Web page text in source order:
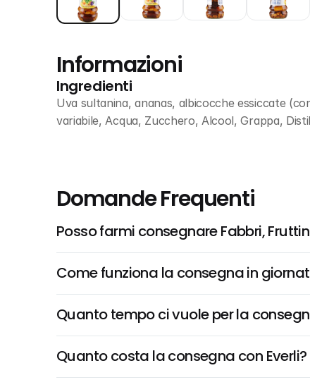
Informazioni
Ingredienti
Uva sultanina, ananas, albicocche essiccate
variabile, Acqua, Zucchero, Alcool, Grappa,
Domande Frequenti
Posso farmi consegnare Fabbri,
Come funziona la consegna in
Quanto tempo ci vuole per la
Quanto costa la consegna con Everli?